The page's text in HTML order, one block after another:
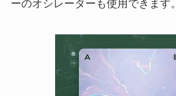
ーのオシレーターも使用できます。